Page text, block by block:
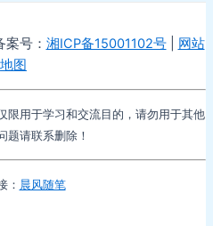
案号： 湘ICP备15001102号| 网站
地图
限用于学习和交流目的，请勿用于其他
题请联系删除！
： 晨风随笔